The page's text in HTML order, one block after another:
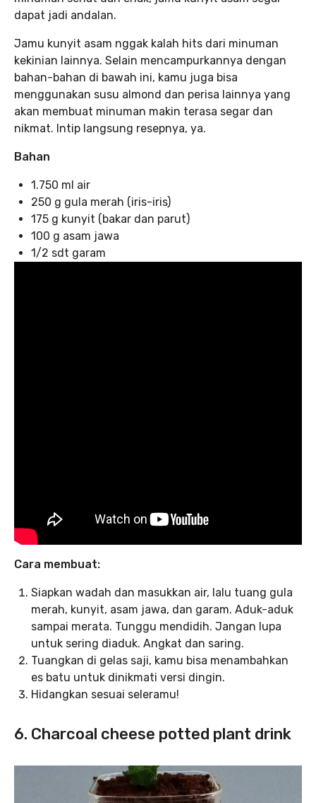
dapat jadi andalan.
Jamu kunyit asam nggak kalah hits dari minuman
kekinian lainnya. Selain mencampurkannya dengan
bahan-bahan di bawah ini, kamu juga bisa
menggunakan susu almond dan perisa lainnya yang
akan membuat minuman makin terasa segar dan
nikmat. Intip langsung resepnya, ya.
Bahan
1.750 ml air
250 g gula merah (iris-iris)
175 g kunyit (bakar dan parut)
100 g asam jawa
1/2 sdt garam
Cara membuat:
Siapkan wadah dan masukkan air, lalu tuang gula
merah, kunyit, asam jawa, dan garam. Aduk-aduk
sampai merata. Tunggu mendidih. Jangan lupa
untuk sering diaduk. Angkat dan saring.
Tuangkan di gelas saji, kamu bisa menambahkan
es batu untuk dinikmati versi dingin.
Hidangkan sesuai seleramu!
6. Charcoal cheese potted plant drink